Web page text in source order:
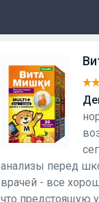
анализы перед
врачей - все
что предстоящую